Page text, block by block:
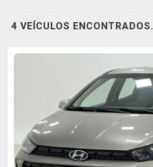
4 VEÍCULOS ENCONTRADOS.